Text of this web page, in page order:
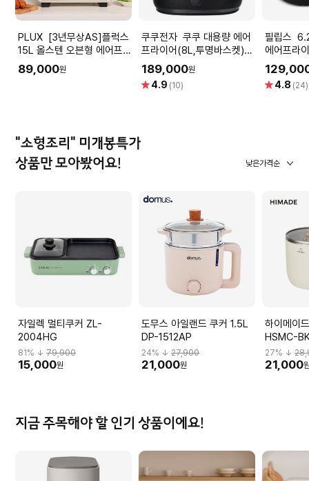
PLUX [3년무상AS]플럭스
15L 올스텐 오븐형 에어프라
이어
89,000원
쿠쿠전자 쿠쿠 대용량 에어
프라이어(8L,투명바스켓)
CAF-E0820TB
189,000원
별 4.9 (10)
필립스 6.2L투명창 필립스
에어프라
별 4.8 (24)
"소형조리" 미개봉특가
상품만 모아봤어요!
낮은가격순
자일렉 멀티쿠커 ZL-
2004HG
81 % ↓ 79,900
15,000원
도무스 아일랜드 쿠커 1.5L
DP-1512AP
24% ↓27,900
21,000원
하이메이
HSMC-
27% ↓
21,000
지금 주목해야 할 인기 상품이에요!